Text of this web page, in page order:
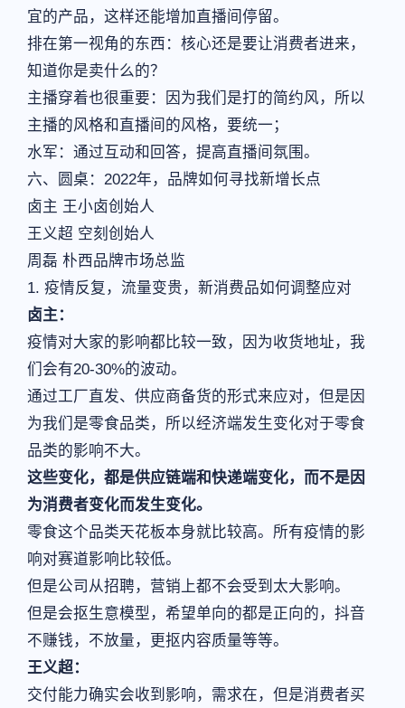
宜的产品，这样还能增加直播间停留。
排在第一视角的东西：核心还是要让消费者进来，
知道你是卖什么的？
主播穿着也很重要：因为我们是打的简约风，所以
主播的风格和直播间的风格，要统一；
水军：通过互动和回答，提高直播间氛围。
六、圆桌：2022年，品牌如何寻找新增长点
卤主 王小卤创始人
王义超 空刻创始人
周磊 朴西品牌市场总监
1. 疫情反复，流量变贵，新消费品如何调整应对
卤主：
疫情对大家的影响都比较一致，因为收货地址，我
们会有20-30%的波动。
通过工厂直发、供应商备货的形式来应对，但是因
为我们是零食品类，所以经济端发生变化对于零食
品类的影响不大。
这些变化，都是供应链端和快递端变化，而不是因
为消费者变化而发生变化。
零食这个品类天花板本身就比较高。所有疫情的影
响对赛道影响比较低。
但是公司从招聘，营销上都不会受到太大影响。
但是会抠生意模型，希望单向的都是正向的，抖音
不赚钱，不放量，更抠内容质量等等。
王义超：
交付能力确实会收到影响，需求在，但是消费者买